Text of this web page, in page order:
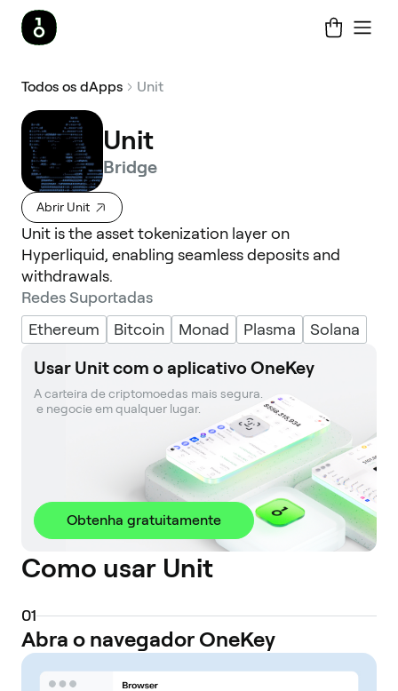
Todos os dApps Unit
Unit
Bridge
Abrir Unit
Unit is the asset tokenization layer on
Hyperliquid, enabling seamless deposits and
withdrawals.
Redes Suportadas
Ethereum
Bitcoin Monad Plasma Solana
Usar Unit com o aplicativo OneKey
A carteira de criptomoedas mais segura.
e negocie em qualquer lugar.
Obtenha gratuitamente
Como usar Unit
01
Abra o navegador OneKey